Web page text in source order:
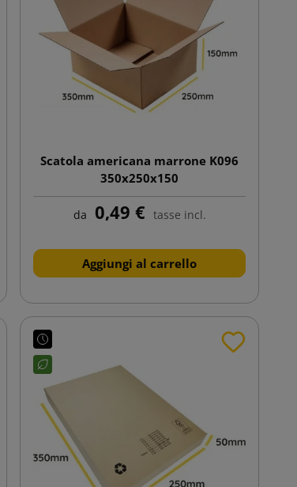
Scatola americana marrone K096
350x250x150
da 0,49 € tasse incl.
Aggiungi al carrello